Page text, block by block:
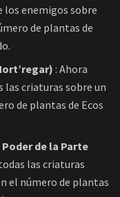
los enemigos sobre
de plantas de
: Ahora
las criaturas sobre un
de plantas de Ecos
de la Parte
las criaturas
el número de plantas